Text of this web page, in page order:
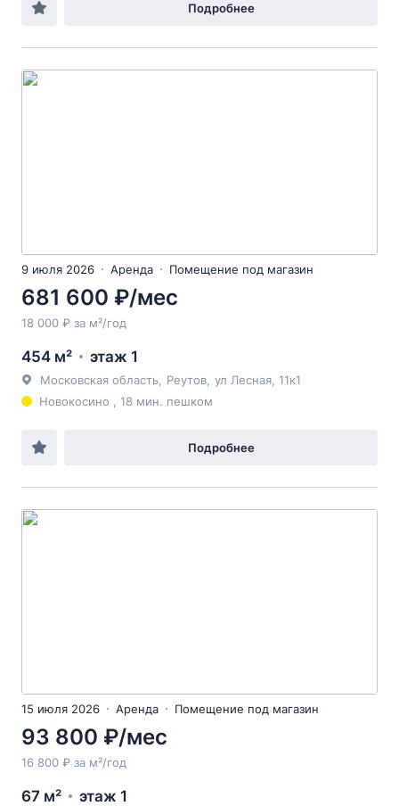
Подробнее
9 июля 2026 Аренда Помещение под магазин
681 600 ₽/мес
18 000 ₽ за м²/год
454 м² этаж 1
Московская область Реутов ул Лесная , 11к1
Новокосино , 18 мин. пешком
Подробнее
15 июля 2026 Аренда Помещение под магазин
93 800 ₽/мес
16 800 ₽ за м²/год
67 м² этаж 1